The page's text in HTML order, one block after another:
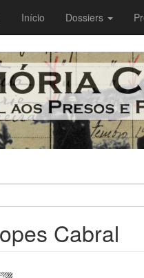
Início Dossiers
Cabral